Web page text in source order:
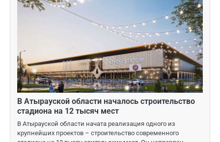
В Атырауской области началось строительство
стадиона на 12 тысяч мест
В Атырауской области начата реализация одного из
крупнейших проектов – строительство современного